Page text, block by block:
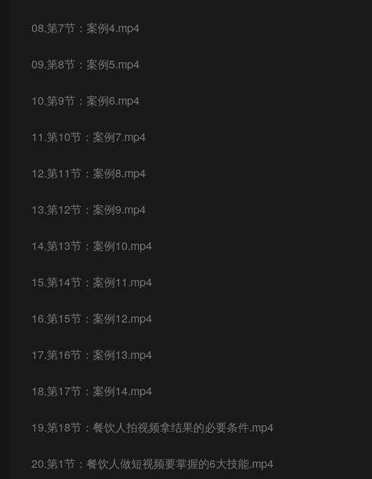
08.第7节：案例4.mp4
09.第8节：案例5.mp4
10.第9节：案例6.mp4
11.第10节：案例7.mp4
12.第11节：案例8.mp4
13.第12节：案例9.mp4
14.第13节：案例10.mp4
15.第14节：案例11.mp4
16.第15节：案例12.mp4
17.第16节：案例13.mp4
18.第17节：案例14.mp4
19.第18节：餐饮人拍视频拿结果的必要条件.mp4
20.第1节：餐饮人做短视频要掌握的6大技能.mp4